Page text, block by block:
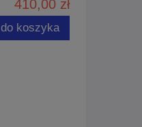
410,00 zł
do koszyka